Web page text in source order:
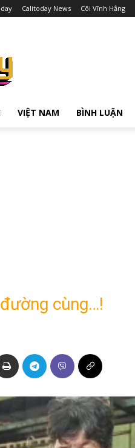
Calitoday News Cõi Vĩnh Hằng
VIỆT NAM BÌNH LUẬN
cùng…!